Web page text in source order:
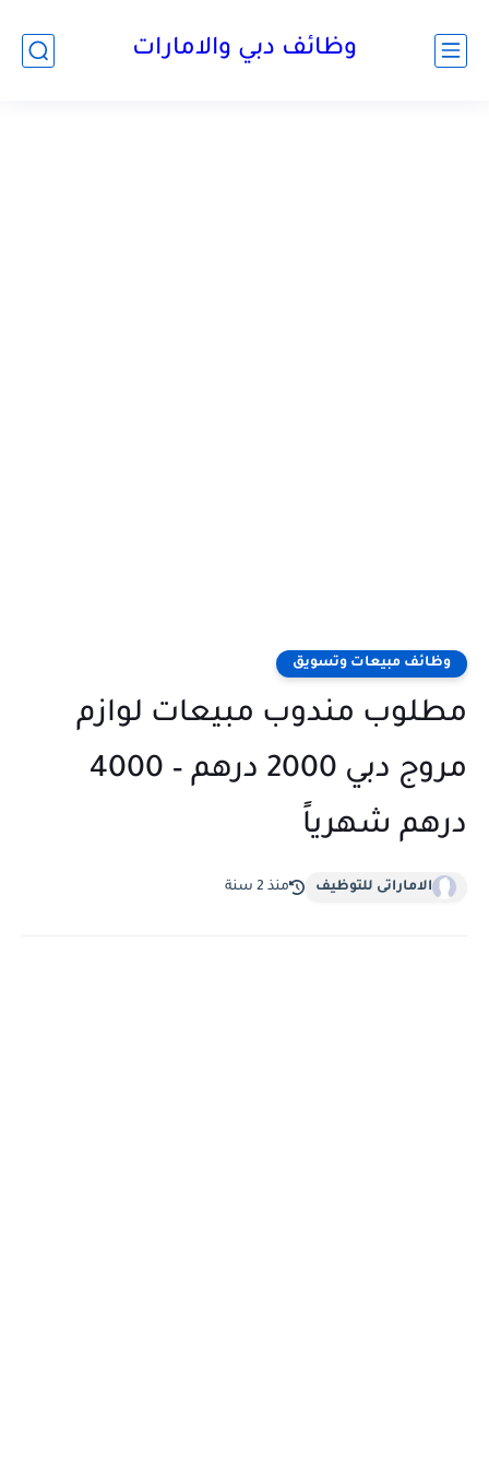
وظائف دبي والامارات
وظائف مبيعات وتسويق
مطلوب مندوب مبيعات لوازم
مروج دبي 2000 درهم – 4000
درهم شهرياً
الاماراتى للتوظيف منذ 2 سنة